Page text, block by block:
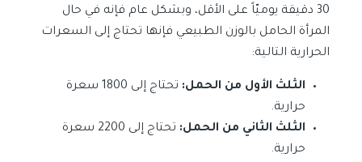
30 دقيقة يوميّاً على الأقل، وبشكل عام فإنه في حال
المرأة الحامل بالوزن الطبيعي فإنها تحتاج إلى السعرات
الحرارية التالية:
الثلث الأول من الحمل:
تحتاج إلى 1800 سعرة
حرارية.
الثلث الثاني من الحمل:
تحتاج إلى 2200 سعرة
حرارية.